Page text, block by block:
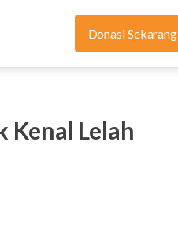
Donasi Sekarang
Kenal Lelah